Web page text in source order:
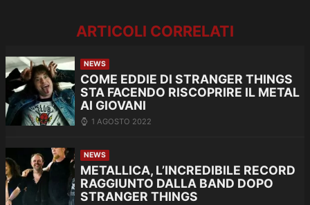
ARTICOLI CORRELATI
NEWS
COME EDDIE DI STRANGER THINGS
STA FACENDO RISCOPRIRE IL METAL
AI GIOVANI
1 AGOSTO 2022
NEWS
METALLICA, L’INCREDIBILE RECORD
RAGGIUNTO DALLA BAND DOPO
STRANGER THINGS